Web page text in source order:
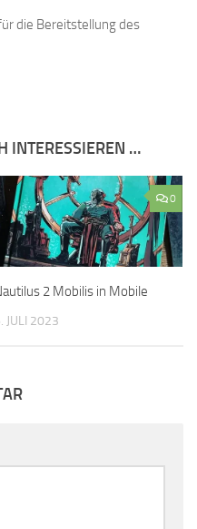
die Bereitstellung des
INTERESSIEREN …
0
2 Mobilis in Mobile
JULI 2023